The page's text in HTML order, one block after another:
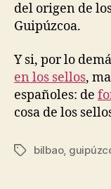
del origen de
Guipúzcoa.
Y si, por lo
en los sellos,
españoles: de
cosa de los
Etiquetas
bilbao,